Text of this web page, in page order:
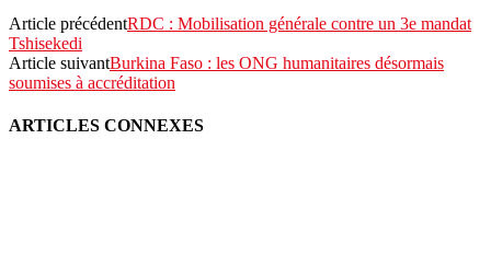
Article précédentRDC : Mobilisation générale contre un 3e mandat
Tshisekedi
Article suivantBurkina Faso : les ONG humanitaires désormais
soumises à accréditation
ARTICLES CONNEXES